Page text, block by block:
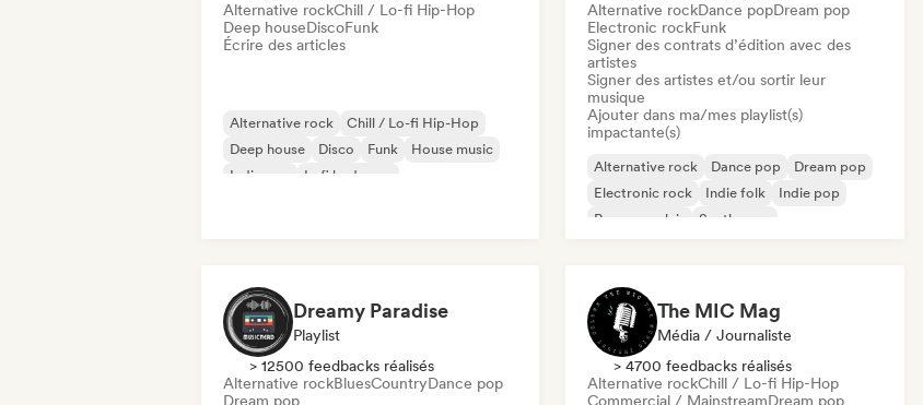
Alternative rockChill / Lo-fi Hip-Hop
Deep houseDiscoFunk
Écrire des articles
Alternative rock
Chill / Lo-fi Hip-Hop
Deep house
Disco Funk
House music
Indie pop
Lofi bedroom
Alternative rockDance popDream pop
Electronic rockFunk
Signer des contrats d’édition avec des
artistes
Signer des artistes et/ou sortir leur
musique
Ajouter dans ma/mes playlist(s)
impactante(s)
Alternative rock Dance pop
Dream pop
Electronic rock
Indie folk
Indie pop
Rap en anglais
Synthwave
Dreamy Paradise
Playlist
> 12500 feedbacks réalisés
Alternative rockBluesCountryDance pop
Dream pop
The MIC Mag
Média / Journaliste
> 4700 feedbacks réalisés
Alternative rockChill / Lo-fi Hip-Hop
Commercial / MainstreamDream pop